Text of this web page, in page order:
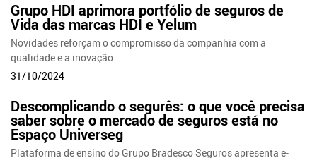
Grupo HDI aprimora portfólio de seguros de
Vida das marcas HDI e Yelum
Novidades reforçam o compromisso da companhia com a
qualidade e a inovação
31/10/2024
Descomplicando o segurês: o que você precisa
saber sobre o mercado de seguros está no
Espaço Universeg
Plataforma de ensino do Grupo Bradesco Seguros apresenta e-